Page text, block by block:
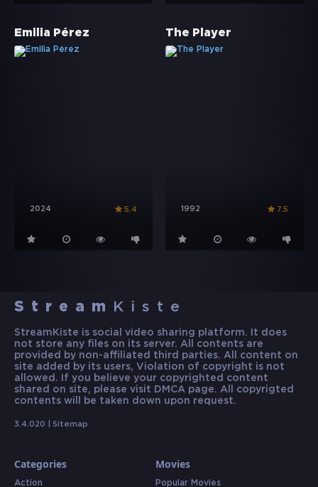
Emilia Pérez
2024 5.4
The Player
1992 7.5
Stream Kiste
StreamKiste is social video sharing platform. It does
not store any files on its server. All contents are
provided by non-affiliated third parties. All content on
site added by its users, Violation of copyright is not
allowed. If you believe your copyrighted content
shared on site, please visit DMCA page. All copyrigted
contents will be taken down upon request.
3.4.020 | Sitemap
Categories
Action
Movies
Popular Movies